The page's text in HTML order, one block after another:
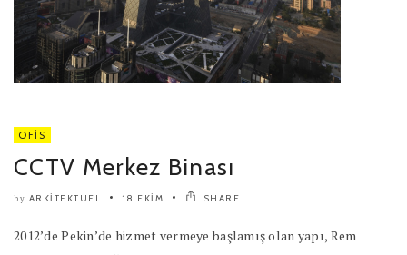
OFIS
CCTV Merkez Binası
by ARKITEKTUEL 18 EKIM SHARE
2012’de Pekin’de hizmet vermeye başlamış olan yapı, Rem